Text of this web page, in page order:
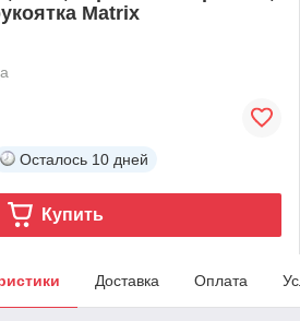
Matrix
Осталось 10 дней
Купить
Доставка Оплата